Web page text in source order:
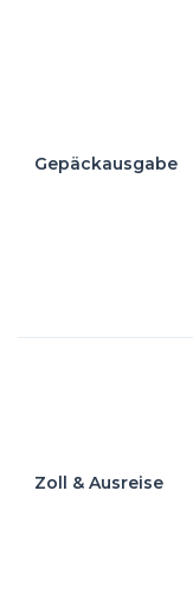
Gepäckausgabe
Zoll & Ausreise